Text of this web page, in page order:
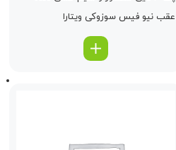
عقب نیو فیس سوزوکی ویتارا